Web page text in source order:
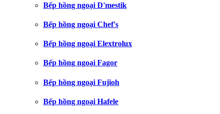
Bếp hồng ngoại D'mestik
Bếp hồng ngoại Chef's
Bếp hồng ngoại Elextrolux
Bếp hồng ngoại Fagor
Bếp hồng ngoại Fujioh
Bếp hồng ngoại Hafele